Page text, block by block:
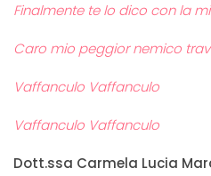
Finalmente te lo dico con la
Caro mio peggior nemico
Vaffanculo Vaffanculo
Vaffanculo Vaffanculo
Dott.ssa Carmela Lucia